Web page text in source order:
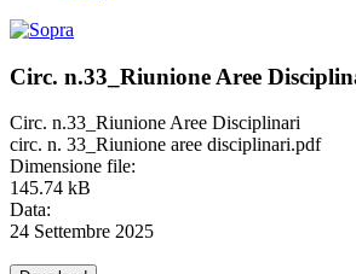
Circ. n.33_Riunione Aree
Circ. n.33_Riunione Aree Disciplinari
circ. n. 33_Riunione aree disciplinari.pdf
Dimensione file:
145.74 kB
Data:
24 Settembre 2025